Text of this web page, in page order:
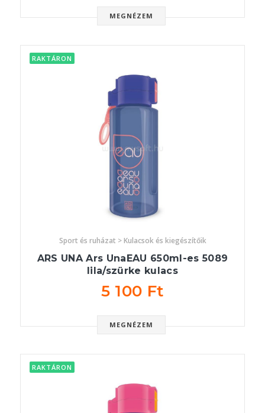
MEGNÉZEM
RAKTÁRON
Sport és ruházat > Kulacsok és kiegészítőik
ARS UNA Ars UnaEAU 650ml-es 5089
lila/szürke kulacs
5 100 Ft
MEGNÉZEM
RAKTÁRON